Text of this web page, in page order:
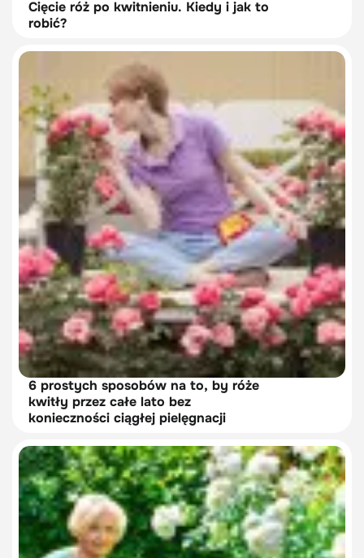
Cięcie róż po kwitnieniu. Kiedy i jak to
robić?
6 prostych sposobów na to, by róże
kwitły przez całe lato bez
konieczności ciągłej pielęgnacji